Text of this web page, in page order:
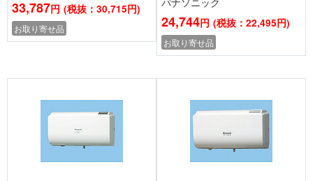
33,787円 (税抜：30,715円)
お取り寄せ品 24,744円 (税抜：22,495円)
お取り寄せ品